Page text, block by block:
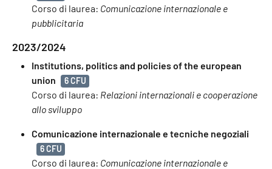
Corso di laurea: Comunicazione internazionale e
pubblicitaria
2023/2024
Institutions, politics and policies of the european
union
6 CFU
Corso di laurea: Relazioni internazionali e cooperazione
allo sviluppo
Comunicazione internazionale e tecniche negoziali
6 CFU
Corso di laurea: Comunicazione internazionale e